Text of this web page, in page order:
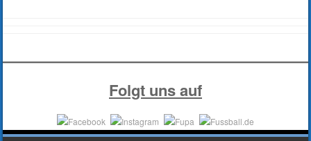
Folgt uns auf